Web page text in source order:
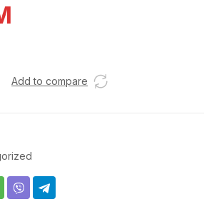
Add to compare